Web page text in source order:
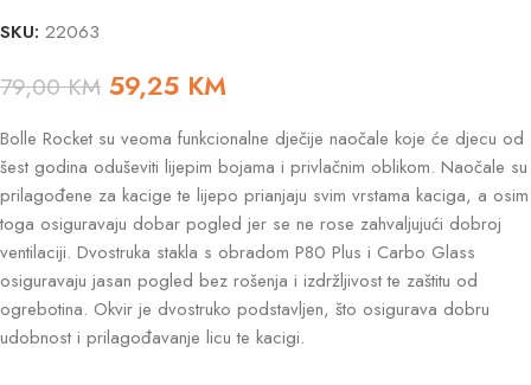
SKU: 22063
79,00KM 59,25 KM
Bolle Rocket su veoma funkcionalne dječije naočale koje će djecu od
šest godina oduševiti lijepim bojama i privlačnim oblikom. Naočale su
prilagođene za kacige te lijepo prianjaju svim vrstama kaciga, a osim
toga osiguravaju dobar pogled jer se ne rose zahvaljujući dobroj
ventilaciji. Dvostruka stakla s obradom P80 Plus i Carbo Glass
osiguravaju jasan pogled bez rošenja i izdržljivost te zaštitu od
ogrebotina. Okvir je dvostruko podstavljen, što osigurava dobru
udobnost i prilagođavanje licu te kacigi.